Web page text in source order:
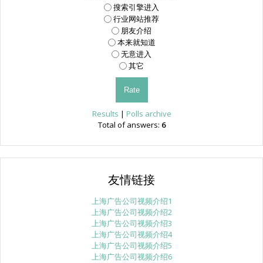
搜索引擎进入
行业网站推荐
朋友介绍
本来就知道
无意进入
其它
Results | Polls archive
Total of answers: 6
友情链接
上海广告公司视频介绍1
上海广告公司视频介绍2
上海广告公司视频介绍3
上海广告公司视频介绍4
上海广告公司视频介绍5
上海广告公司视频介绍6